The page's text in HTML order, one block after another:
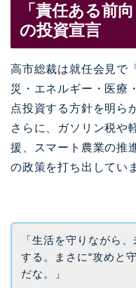
「責任ある前
の投資宣言
高市総裁は就任会見で
災・エネルギー・医療
点投資する方針を明ら
さらに、ガソリン税や
援、スマート農業の推
の政策を打ち出してい
「生活を守りながら
する。まさに“攻めと
だな。」